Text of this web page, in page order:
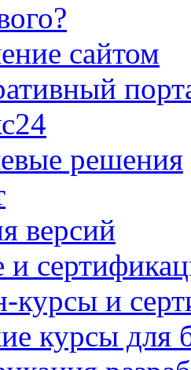
сайтом
решения
версий
и
курсы и
курсы для